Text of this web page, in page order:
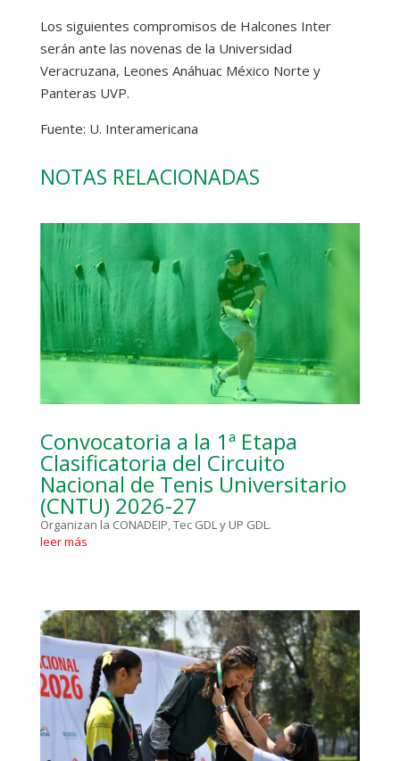
Los siguientes compromisos de Halcones Inter
serán ante las novenas de la Universidad
Veracruzana, Leones Anáhuac México Norte y
Panteras UVP.
Fuente: U. Interamericana
NOTAS RELACIONADAS
Convocatoria a la 1ª Etapa
Clasificatoria del Circuito
Nacional de Tenis Universitario
(CNTU) 2026-27
Organizan la CONADEIP, Tec GDL y UP GDL.
leer más